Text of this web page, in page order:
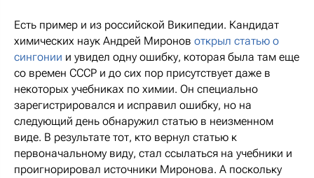
Есть пример и из российской Википедии. Кандидат
химических наук Андрей Миронов открыл статью о
сингонии и увидел одну ошибку, которая была там еще
со времен СССР и до сих пор присутствует даже в
некоторых учебниках по химии. Он специально
зарегистрировался и исправил ошибку, но на
следующий день обнаружил статью в неизменном
виде. В результате тот, кто вернул статью к
первоначальному виду, стал ссылаться на учебники и
проигнорировал источники Миронова. А поскольку